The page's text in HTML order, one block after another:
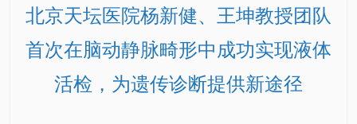
北京天坛医院杨新健、王坤教授团队
首次在脑动静脉畸形中成功实现液体
活检，为遗传诊断提供新途径